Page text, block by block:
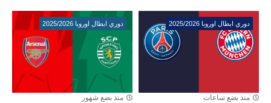
دوري ابطال اوروبا 2025/2026
منذ بضع ساعات
دوري ابطال اوروبا 2025/2026
منذ بضع شهور